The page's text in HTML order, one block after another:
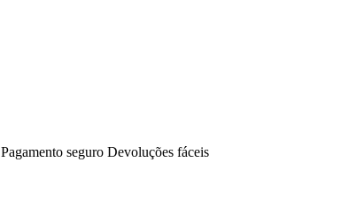
Pagamento seguro Devoluções fáceis